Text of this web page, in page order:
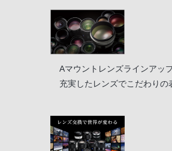
Aマウントレンズラインアッ
充実したレンズでこだわりの